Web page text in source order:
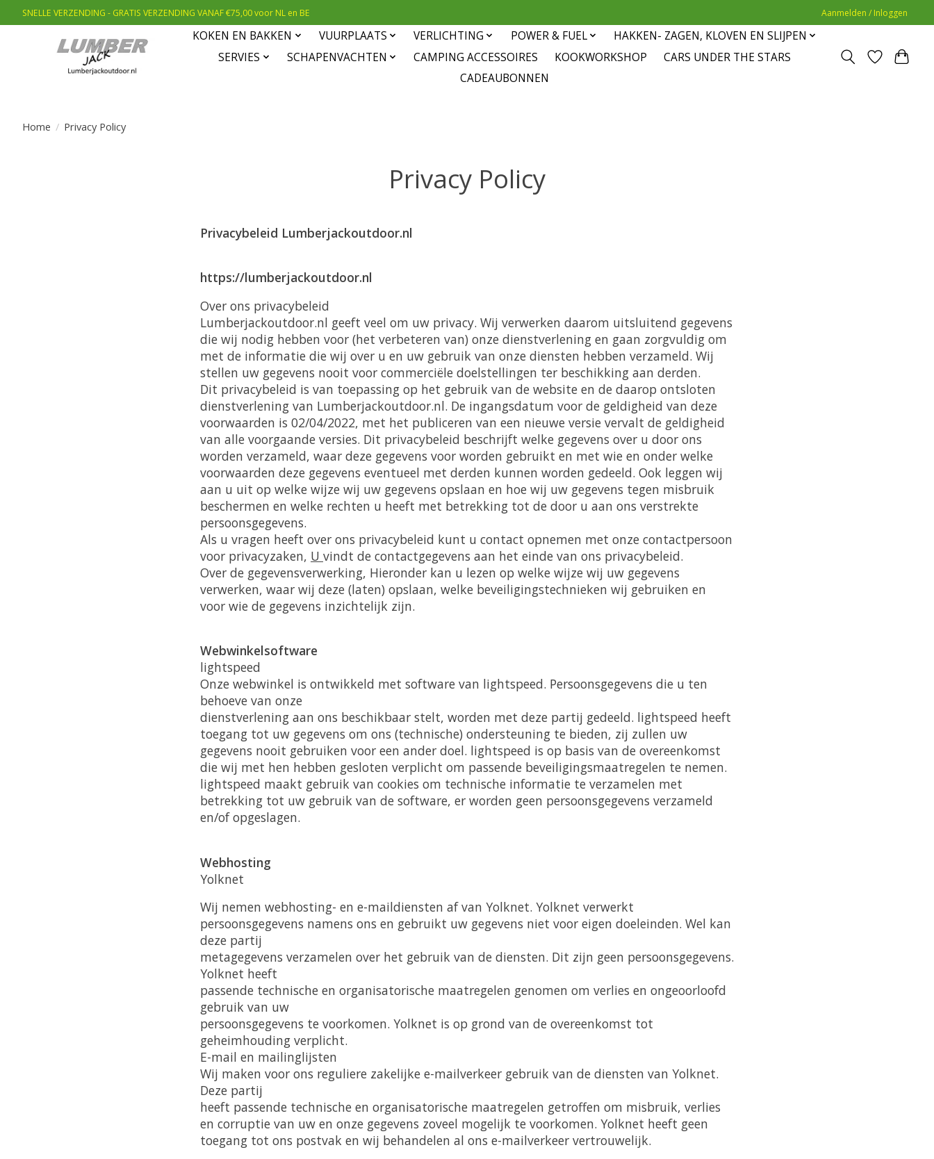
SNELLE VERZENDING - GRATIS VERZENDING VANAF €75,00 voor NL en BE Aanmelden / Inloggen
KOKEN EN BAKKEN VUURPLAATS VERLICHTING POWER & FUEL
HAKKEN- ZAGEN, KLOVEN EN SLIJPEN
SERVIES
SCHAPENVACHTEN CAMPING ACCESSOIRES KOOKWORKSHOP
CARS UNDER THE STARS
CADEAUBONNEN
Home / Privacy Policy
Privacy Policy
Privacybeleid Lumberjackoutdoor.nl
https://lumberjackoutdoor.nl
Over ons privacybeleid
Lumberjackoutdoor.nl geeft veel om uw privacy. Wij verwerken daarom uitsluitend gegevens
die wij nodig hebben voor (het verbeteren van) onze dienstverlening en gaan zorgvuldig om
met de informatie die wij over u en uw gebruik van onze diensten hebben verzameld. Wij
stellen uw gegevens nooit voor commerciële doelstellingen ter beschikking aan derden.
Dit privacybeleid is van toepassing op het gebruik van de website en de daarop ontsloten
dienstverlening van Lumberjackoutdoor.nl. De ingangsdatum voor de geldigheid van deze
voorwaarden is 02/04/2022, met het publiceren van een nieuwe versie vervalt de geldigheid
van alle voorgaande versies. Dit privacybeleid beschrijft welke gegevens over u door ons
worden verzameld, waar deze gegevens voor worden gebruikt en met wie en onder welke
voorwaarden deze gegevens eventueel met derden kunnen worden gedeeld. Ook leggen wij
aan u uit op welke wijze wij uw gegevens opslaan en hoe wij uw gegevens tegen misbruik
beschermen en welke rechten u heeft met betrekking tot de door u aan ons verstrekte
persoonsgegevens.
Als u vragen heeft over ons privacybeleid kunt u contact opnemen met onze contactpersoon
voor privacyzaken, U vindt de contactgegevens aan het einde van ons privacybeleid.
Over de gegevensverwerking, Hieronder kan u lezen op welke wijze wij uw gegevens
verwerken, waar wij deze (laten) opslaan, welke beveiligingstechnieken wij gebruiken en
voor wie de gegevens inzichtelijk zijn.
Webwinkelsoftware
lightspeed
Onze webwinkel is ontwikkeld met software van lightspeed. Persoonsgegevens die u ten
behoeve van onze
dienstverlening aan ons beschikbaar stelt, worden met deze partij gedeeld. lightspeed heeft
toegang tot uw gegevens om ons (technische) ondersteuning te bieden, zij zullen uw
gegevens nooit gebruiken voor een ander doel. lightspeed is op basis van de overeenkomst
die wij met hen hebben gesloten verplicht om passende beveiligingsmaatregelen te nemen.
lightspeed maakt gebruik van cookies om technische informatie te verzamelen met
betrekking tot uw gebruik van de software, er worden geen persoonsgegevens verzameld
en/of opgeslagen.
Webhosting
Yolknet
Wij nemen webhosting- en e-maildiensten af van Yolknet. Yolknet verwerkt
persoonsgegevens namens ons en gebruikt uw gegevens niet voor eigen doeleinden. Wel kan
deze partij
metagegevens verzamelen over het gebruik van de diensten. Dit zijn geen persoonsgegevens.
Yolknet heeft
passende technische en organisatorische maatregelen genomen om verlies en ongeoorloofd
gebruik van uw
persoonsgegevens te voorkomen. Yolknet is op grond van de overeenkomst tot
geheimhouding verplicht.
E-mail en mailinglijsten
Wij maken voor ons reguliere zakelijke e-mailverkeer gebruik van de diensten van Yolknet.
Deze partij
heeft passende technische en organisatorische maatregelen getroffen om misbruik, verlies
en corruptie van uw en onze gegevens zoveel mogelijk te voorkomen. Yolknet heeft geen
toegang tot ons postvak en wij behandelen al ons e-mailverkeer vertrouwelijk.